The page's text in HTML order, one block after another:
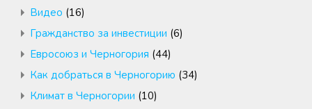
Видео (16)
Гражданство за инвестиции (6)
Евросоюз и Черногория (44)
Как добраться в Черногорию (34)
Климат в Черногории (10)